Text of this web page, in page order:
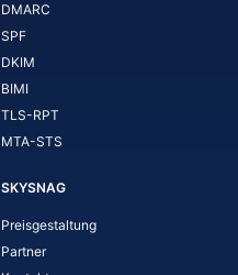
DMARC
SPF
DKIM
BIMI
TLS-RPT
MTA-STS
SKYSNAG
Preisgestaltung
Partner